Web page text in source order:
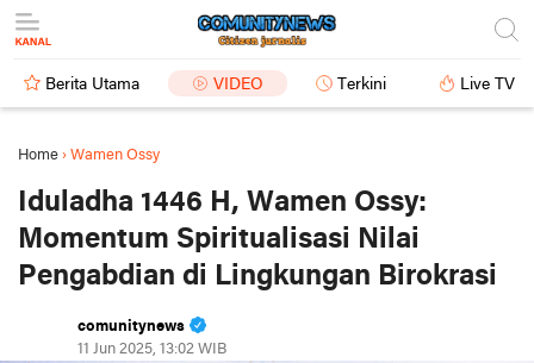
Berita Utama VIDEO Terkini Live TV
Home › Wamen Ossy
Iduladha 1446 H, Wamen Ossy:
Momentum Spiritualisasi Nilai
Pengabdian di Lingkungan Birokrasi
comunitynews
11 Jun 2025, 13:02 WIB